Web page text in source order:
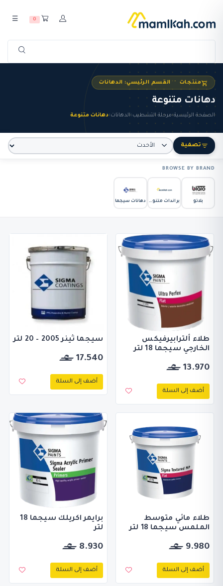
0
☰
منتجات · القسم الرئيسي: الدهانات
دهانات متنوعة
الصفحة الرئيسية›مرحلة التشطيب›الدهانات›دهانات متنوعة
تصفية
BROWSE BY BRAND
بلاتو براندات متنوعة دهانات سيجما
طلاء ألترابيرفيكس
الخارجي سيجما 18 لتر
13.970
أضف إلى السلة
سيجما ثينر 2005 – 20 لتر
17.540
أضف إلى السلة
طلاء مائي متوسط
الملمس سيجما 18 لتر
9.980
أضف إلى السلة
برايمر اكريلك سيجما 18
لتر
8.930
أضف إلى السلة